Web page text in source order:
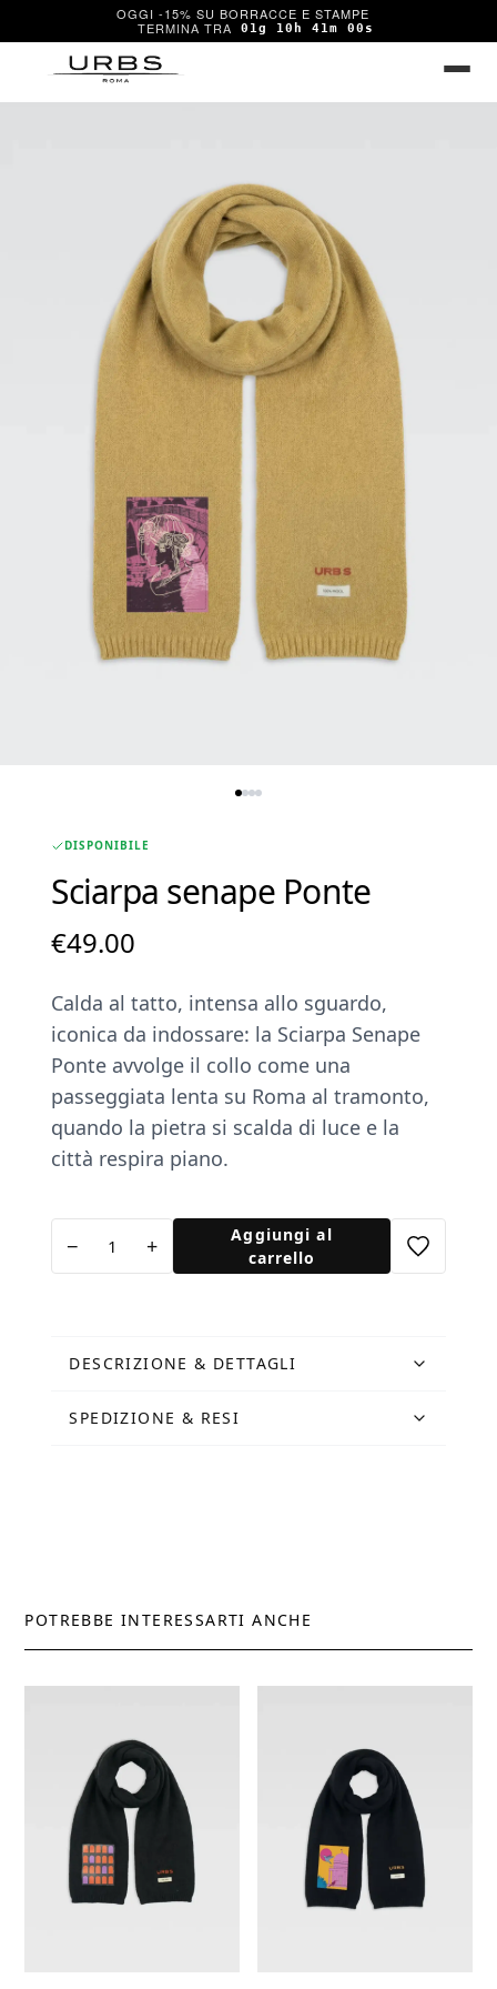
OGGI -15% SU BORRACCE E STAMPE
01g 10h 41m 00s
DISPONIBILE
Sciarpa senape Ponte
€49.00
Calda al tatto, intensa allo sguardo,
iconica da indossare: la Sciarpa Senape
Ponte avvolge il collo come una
passeggiata lenta su Roma al tramonto,
quando la pietra si scalda di luce e la
città respira piano.
− +
Aggiungi al
carrello
DESCRIZIONE & DETTAGLI
SPEDIZIONE & RESI
POTREBBE INTERESSARTI ANCHE